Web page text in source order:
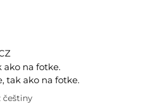
ako na fotke.
tak ako na fotke.
češtiny